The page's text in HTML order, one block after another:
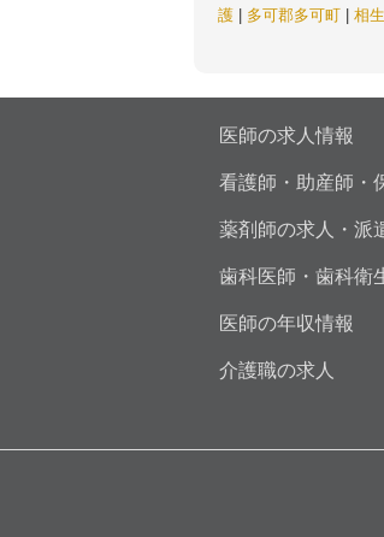
護
多可郡多可町 相
医師の求人情報
看護師・助産師・
薬剤師の求人・派
歯科医師・歯科衛
医師の年収情報
介護職の求人